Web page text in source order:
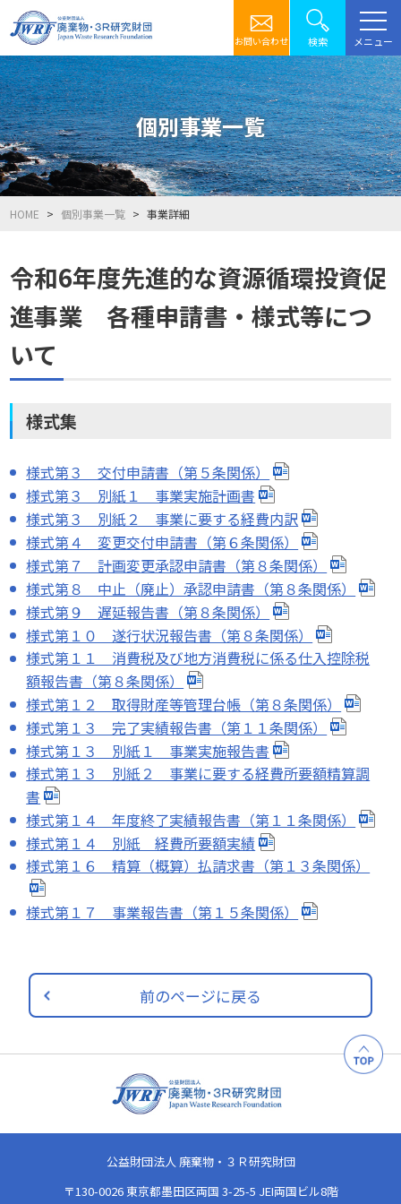
お問い合わせ 検索 メニュー
個別事業一覧
HOME 個別事業一覧 事業詳細
令和6年度先進的な資源循環投資促
進事業 各種申請書・様式等につ
いて
様式集
様式第３ 交付申請書（第５条関係）
様式第３ 別紙１ 事業実施計画書
様式第３ 別紙２ 事業に要する経費内訳
様式第４ 変更交付申請書（第６条関係）
様式第７ 計画変更承認申請書（第８条関係）
様式第８ 中止（廃止）承認申請書（第８条関係）
様式第９ 遅延報告書（第８条関係）
様式第１０ 遂行状況報告書（第８条関係）
様式第１１ 消費税及び地方消費税に係る仕入控除税
額報告書（第８条関係）
様式第１２ 取得財産等管理台帳（第８条関係）
様式第１３ 完了実績報告書（第１１条関係）
様式第１３ 別紙１ 事業実施報告書
様式第１３ 別紙２ 事業に要する経費所要額精算調
書
様式第１４ 年度終了実績報告書（第１１条関係）
様式第１４ 別紙 経費所要額実績
様式第１６ 精算（概算）払請求書（第１３条関係）
様式第１７ 事業報告書（第１５条関係）
前のページに戻る
公益財団法人 廃棄物・３Ｒ研究財団
〒130-0026 東京都墨田区両国 3-25-5 JEI両国ビル8階